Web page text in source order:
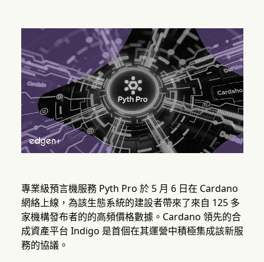
專業級預言機服務 Pyth Pro 於 5 月 6 日在 Cardano
網絡上線，為該生態系統的建設者帶來了來自 125 多
家機構發布者的的高頻價格數據。Cardano 領先的合
成資產平台 Indigo 是首個在其運營中積極集成該新服
務的協議。